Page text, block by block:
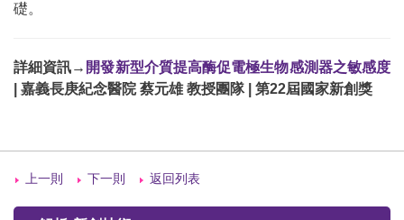
礎。
詳細資訊→ 開發新型介質提高酶促電極生物感測器之敏感度
| 嘉義長庚紀念醫院 蔡元雄 教授團隊 | 第22屆國家新創獎
上一則 下一則 返回列表